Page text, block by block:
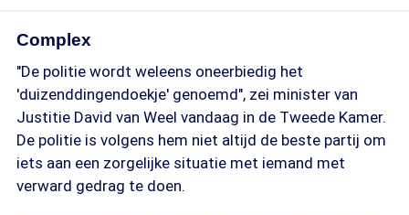
Complex
"De politie wordt weleens oneerbiedig het
'duizenddingendoekje' genoemd", zei minister van
Justitie David van Weel vandaag in de Tweede Kamer.
De politie is volgens hem niet altijd de beste partij om
iets aan een zorgelijke situatie met iemand met
verward gedrag te doen.